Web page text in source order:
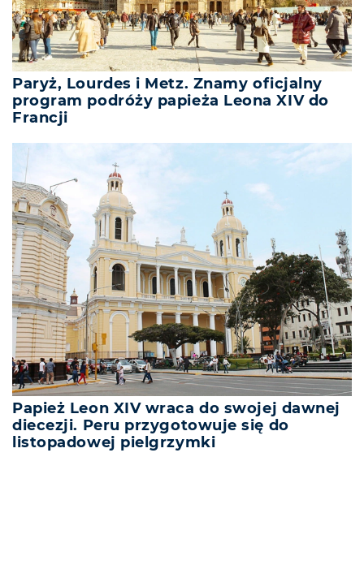
Paryż, Lourdes i Metz. Znamy oficjalny
program podróży papieża Leona XIV do
Francji
Papież Leon XIV wraca do swojej dawnej
diecezji. Peru przygotowuje się do
listopadowej pielgrzymki